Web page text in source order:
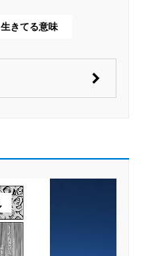
生きてる意味